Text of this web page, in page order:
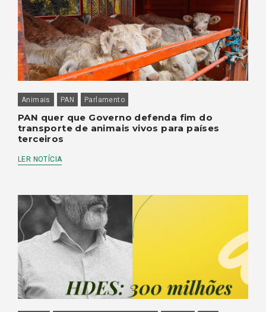
Animais PAN Parlamento
PAN quer que Governo defenda fim do
transporte de animais vivos para países
terceiros
LER NOTÍCIA